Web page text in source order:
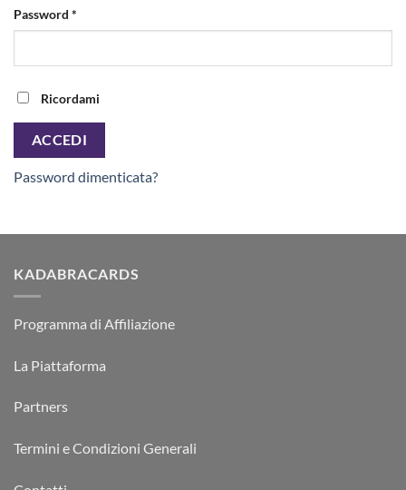
Password *
Ricordami
ACCEDI
Password dimenticata?
KADABRACARDS
Programma di Affiliazione
La Piattaforma
Partners
Termini e Condizioni Generali